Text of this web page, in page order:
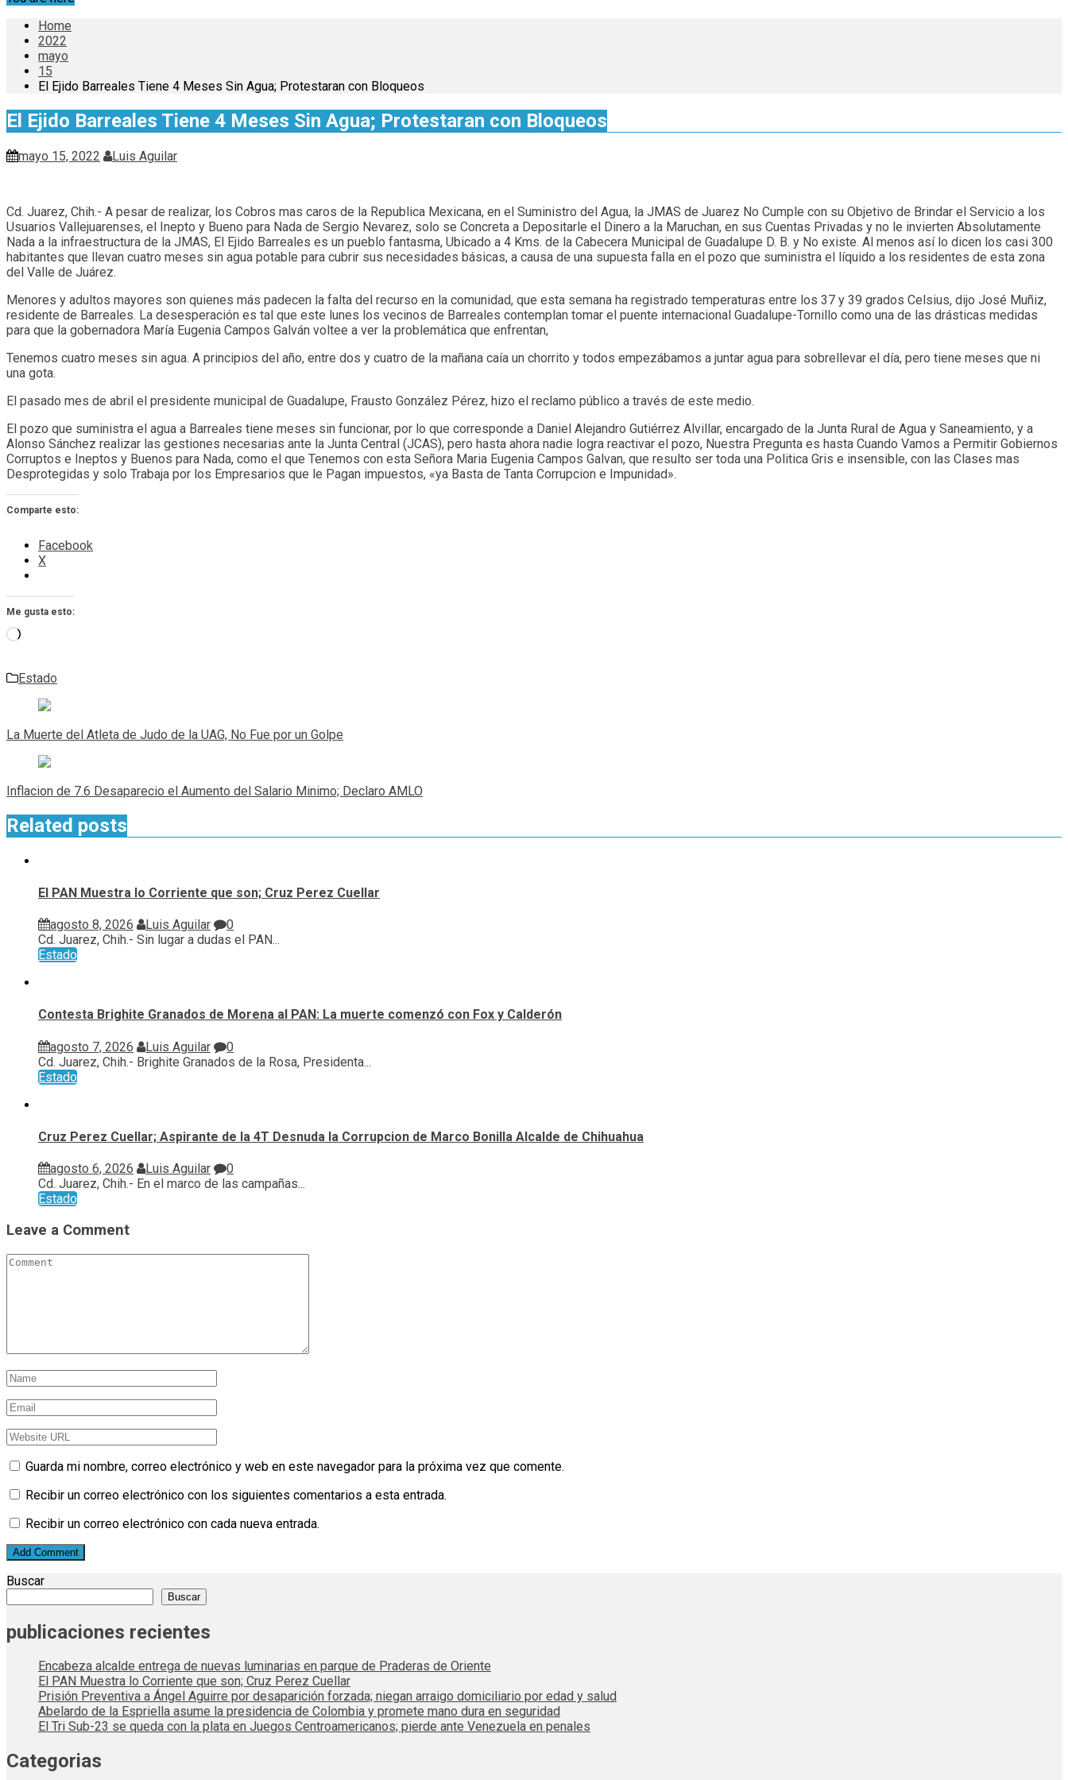
Home
2022
mayo
15
El Ejido Barreales Tiene 4 Meses Sin Agua; Protestaran con Bloqueos
El Ejido Barreales Tiene 4 Meses Sin Agua; Protestaran con Bloqueos
mayo 15, 2022 Luis Aguilar
Cd. Juarez, Chih.- A pesar de realizar, los Cobros mas caros de la Republica Mexicana, en el Suministro del Agua, la JMAS de Juarez No Cumple con su Objetivo de Brindar el Servicio a los
Usuarios Vallejuarenses, el Inepto y Bueno para Nada de Sergio Nevarez, solo se Concreta a Depositarle el Dinero a la Maruchan, en sus Cuentas Privadas y no le invierten Absolutamente
Nada a la infraestructura de la JMAS, El Ejido Barreales es un pueblo fantasma, Ubicado a 4 Kms. de la Cabecera Municipal de Guadalupe D. B. y No existe. Al menos así lo dicen los casi 300
habitantes que llevan cuatro meses sin agua potable para cubrir sus necesidades básicas, a causa de una supuesta falla en el pozo que suministra el líquido a los residentes de esta zona
del Valle de Juárez.
Menores y adultos mayores son quienes más padecen la falta del recurso en la comunidad, que esta semana ha registrado temperaturas entre los 37 y 39 grados Celsius, dijo José Muñiz,
residente de Barreales. La desesperación es tal que este lunes los vecinos de Barreales contemplan tomar el puente internacional Guadalupe-Tornillo como una de las drásticas medidas
para que la gobernadora María Eugenia Campos Galván voltee a ver la problemática que enfrentan,
Tenemos cuatro meses sin agua. A principios del año, entre dos y cuatro de la mañana caía un chorrito y todos empezábamos a juntar agua para sobrellevar el día, pero tiene meses que ni
una gota.
El pasado mes de abril el presidente municipal de Guadalupe, Frausto González Pérez, hizo el reclamo público a través de este medio.
El pozo que suministra el agua a Barreales tiene meses sin funcionar, por lo que corresponde a Daniel Alejandro Gutiérrez Alvillar, encargado de la Junta Rural de Agua y Saneamiento, y a
Alonso Sánchez realizar las gestiones necesarias ante la Junta Central (JCAS), pero hasta ahora nadie logra reactivar el pozo, Nuestra Pregunta es hasta Cuando Vamos a Permitir Gobiernos
Corruptos e Ineptos y Buenos para Nada, como el que Tenemos con esta Señora Maria Eugenia Campos Galvan, que resulto ser toda una Politica Gris e insensible, con las Clases mas
Desprotegidas y solo Trabaja por los Empresarios que le Pagan impuestos, «ya Basta de Tanta Corrupcion e Impunidad».
Comparte esto:
Facebook
X
Me gusta esto:
Cargando...
Estado
Navegación
de
entradas
La Muerte del Atleta de Judo de la UAG, No Fue por un Golpe
Inflacion de 7.6 Desaparecio el Aumento del Salario Minimo; Declaro AMLO
Related posts
El PAN Muestra lo Corriente que son; Cruz Perez Cuellar
agosto 8, 2026 Luis Aguilar
0
Cd. Juarez, Chih.- Sin lugar a dudas el PAN...
Estado
Contesta Brighite Granados de Morena al PAN: La muerte comenzó con Fox y Calderón
agosto 7, 2026 Luis Aguilar
0
Cd. Juarez, Chih.- Brighite Granados de la Rosa, Presidenta...
Estado
Cruz Perez Cuellar; Aspirante de la 4T Desnuda la Corrupcion de Marco Bonilla Alcalde de Chihuahua
agosto 6, 2026 Luis Aguilar
0
Cd. Juarez, Chih.- En el marco de las campañas...
Estado
Leave a Comment
Guarda mi nombre, correo electrónico y web en este navegador para la próxima vez que comente.
Recibir un correo electrónico con los siguientes comentarios a esta entrada.
Recibir un correo electrónico con cada nueva entrada.
Buscar
Buscar
publicaciones recientes
Encabeza alcalde entrega de nuevas luminarias en parque de Praderas de Oriente
El PAN Muestra lo Corriente que son; Cruz Perez Cuellar
Prisión Preventiva a Ángel Aguirre por desaparición forzada; niegan arraigo domiciliario por edad y salud
Abelardo de la Espriella asume la presidencia de Colombia y promete mano dura en seguridad
El Tri Sub-23 se queda con la plata en Juegos Centroamericanos; pierde ante Venezuela en penales
Categorias